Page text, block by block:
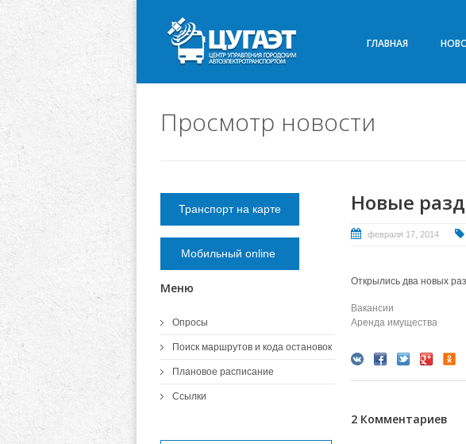
ГЛАВНАЯ
Просмотр новости
Новые
февраля 17, 2014
Открылись два новых
Вакансии
Аренда имущества
2 Комментариев
Транспорт на карте
Мобильный online
Меню
Опросы
Поиск маршрутов и кода остановок
Плановое расписание
Ссылки